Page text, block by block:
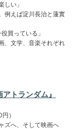
い」
例えば淀川長治と蓮實
買っている」
、文学、音楽それぞれ
トランダム』
）
ズへ、そして映画へ